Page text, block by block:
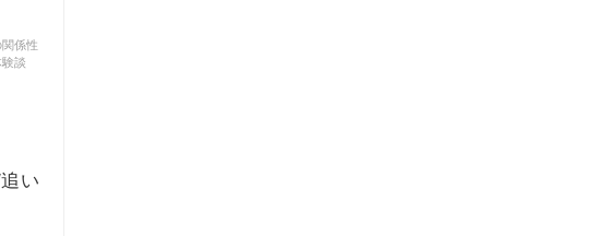
係性
談
い